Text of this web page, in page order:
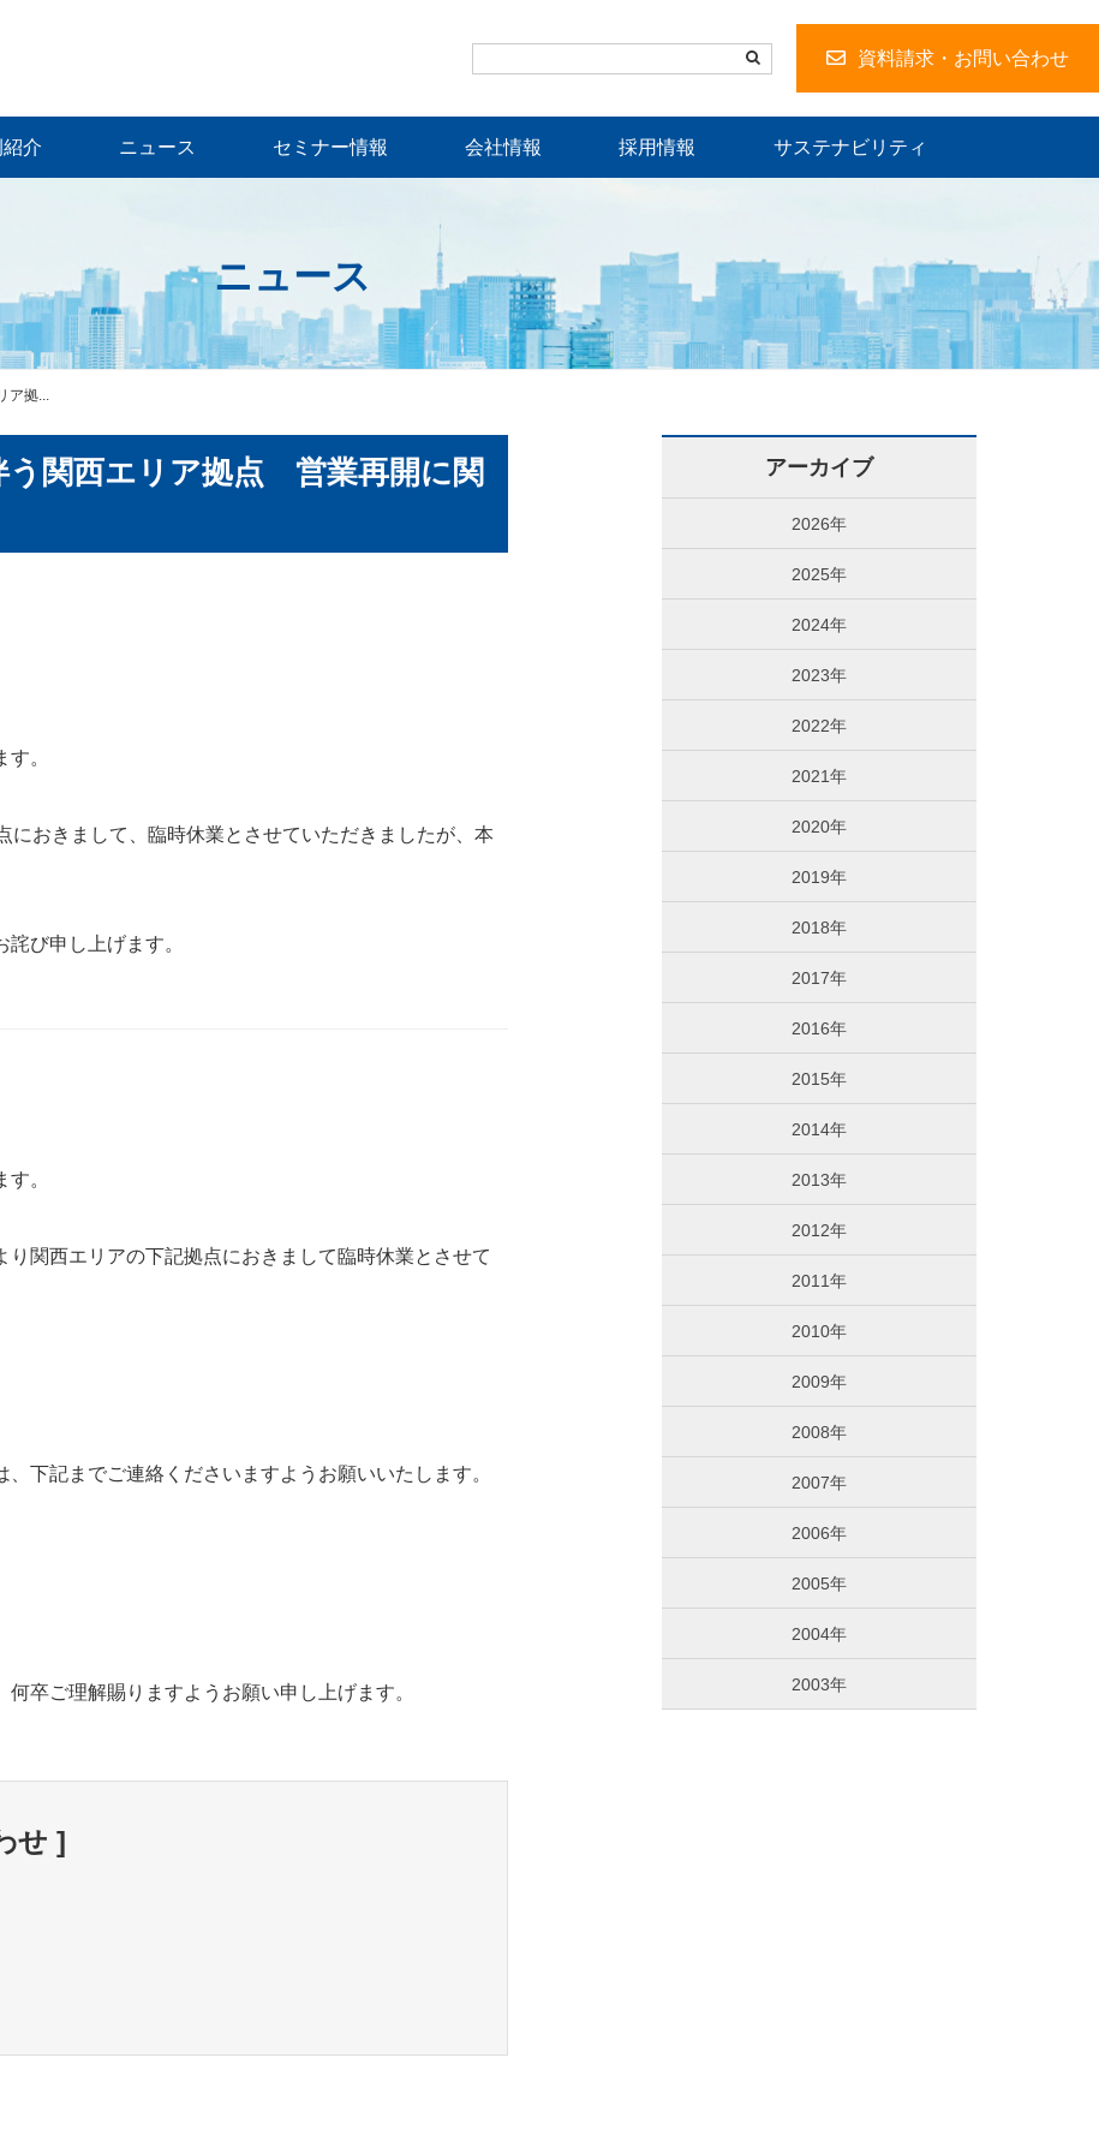
資料請求・お問い合わせ
介 ニュース セミナー情報 会社情報 採用情報 サステナビリティ
ニュース
ア拠...
う関西エリア拠点 営業再開に関
。
におきまして、臨時休業とさせていただきましたが、本
び申し上げます。
。
関西エリアの下記拠点におきまして臨時休業とさせて
下記までご連絡くださいますようお願いいたします。
卒ご理解賜りますようお願い申し上げます。
せ ]
アーカイブ
2026年
2025年
2024年
2023年
2022年
2021年
2020年
2019年
2018年
2017年
2016年
2015年
2014年
2013年
2012年
2011年
2010年
2009年
2008年
2007年
2006年
2005年
2004年
2003年